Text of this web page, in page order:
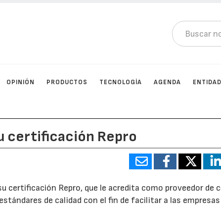
OPINIÓN PRODUCTOS TECNOLOGÍA AGENDA
certificación Repro
certificación Repro, que le acredita como proveedor de
de calidad con el fin de facilitar a las empresas